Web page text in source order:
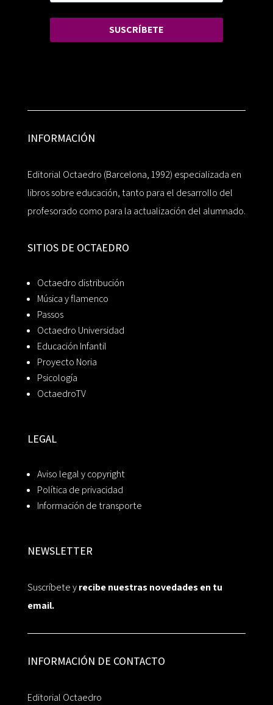
SUSCRÍBETE
INFORMACIÓN
Editorial Octaedro (Barcelona, 1992) especializada en
libros sobre educación, tanto para el desarrollo del
profesorado como para la actualización del alumnado.
SITIOS DE OCTAEDRO
Octaedro distribución
Música y flamenco
Passos
Octaedro Universidad
Educación Infantil
Proyecto Noria
Psicología
OctaedroTV
LEGAL
Aviso legal y copyright
Política de privacidad
Información de transporte
NEWSLETTER
Suscríbete yrecibe nuestras novedades en tu
email.
INFORMACIÓN DE CONTACTO
Editorial Octaedro